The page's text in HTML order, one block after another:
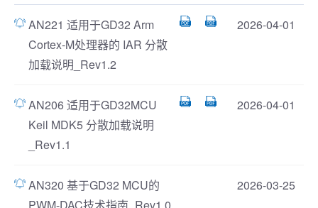
AN221 适用于GD32 Arm
Cortex-M处理器的 IAR 分散
加载说明_Rev1.2
2026-04-01
AN206 适用于GD32MCU
Keil MDK5 分散加载说明
_Rev1.1
2026-04-01
AN320 基于GD32 MCU的
2026-03-25